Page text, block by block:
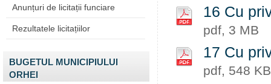
Anunțuri de licitații funciare
Rezultatele licitațiilor
BUGETUL MUNICIPIULUI
ORHEI
16 Cu
pdf, 3 MB
17 Cu
pdf, 548 KB